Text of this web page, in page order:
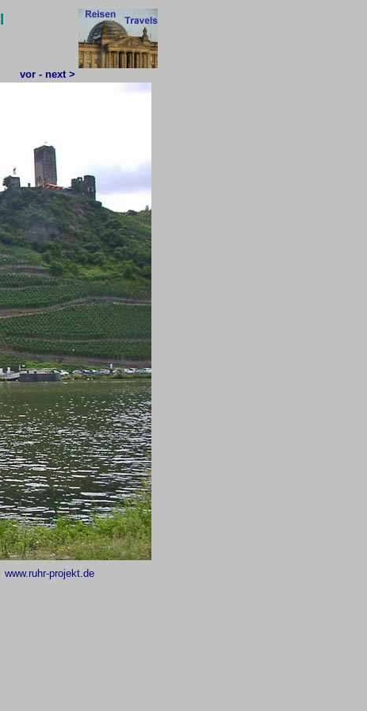
vor - next >
www.ruhr-projekt.de